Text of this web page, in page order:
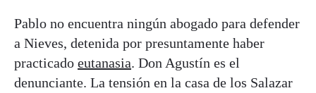
Pablo no encuentra ningún abogado para defender
a Nieves, detenida por presuntamente haber
practicado eutanasia. Don Agustín es el
denunciante. La tensión en la casa de los Salazar